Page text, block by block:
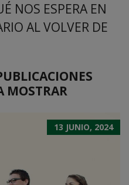
NOS ESPERA EN
AL VOLVER DE
MOSTRAR
13 JUNIO, 2024